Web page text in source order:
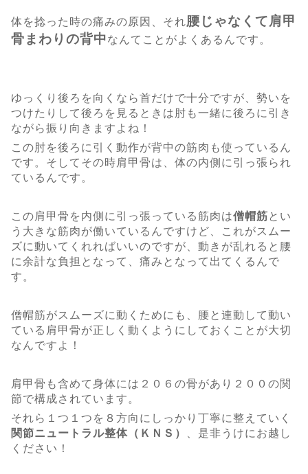
体を捻った時の痛みの原因、それ腰じゃなくて肩甲
骨まわりの背中なんてことがよくあるんです。
ゆっくり後ろを向くなら首だけで十分ですが、勢いを
つけたりして後ろを見るときは肘も一緒に後ろに引き
ながら振り向きますよね！
この肘を後ろに引く動作が背中の筋肉も使っているん
です。そしてその時肩甲骨は、体の内側に引っ張られ
ているんです。
この肩甲骨を内側に引っ張っている筋肉は僧帽筋 とい
う大きな筋肉が働いているんですけど、これがスムー
ズに動いてくれればいいのですが、動きが乱れると腰
に余計な負担となって、痛みとなって出てくるんで
す。
僧帽筋がスムーズに動くためにも、腰と連動して動い
ている肩甲骨が正しく動くようにしておくことが大切
なんですよ！
肩甲骨も含めて身体には２０６の骨があり２００の関
節で構成されています。
それら１つ１つを８方向にしっかり丁寧に整えていく
関節ニュートラル整体（ＫＮＳ）
、是非うけにお越し
ください！